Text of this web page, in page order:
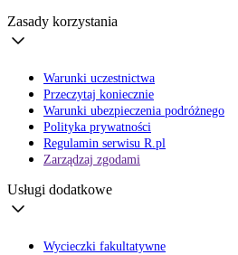
Zasady korzystania
Warunki uczestnictwa
Przeczytaj koniecznie
Warunki ubezpieczenia podróżnego
Polityka prywatności
Regulamin serwisu R.pl
Zarządzaj zgodami
Usługi dodatkowe
Wycieczki fakultatywne